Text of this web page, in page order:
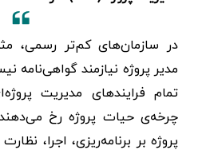
در سازمان‌های کم‌تر رسمی،
مدیر پروژه نیازمند گواهی‌نامه
تمام فرایندهای مدیریت
چرخه‌ی حیات پروژه رخ
پروژه بر برنامه‌ریزی، اجرا،